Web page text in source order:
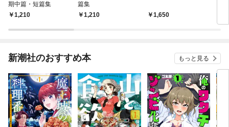
期中篇・短篇集
1,210
篇集
1,210
1,650
新潮社のおすすめ本 もっと見る